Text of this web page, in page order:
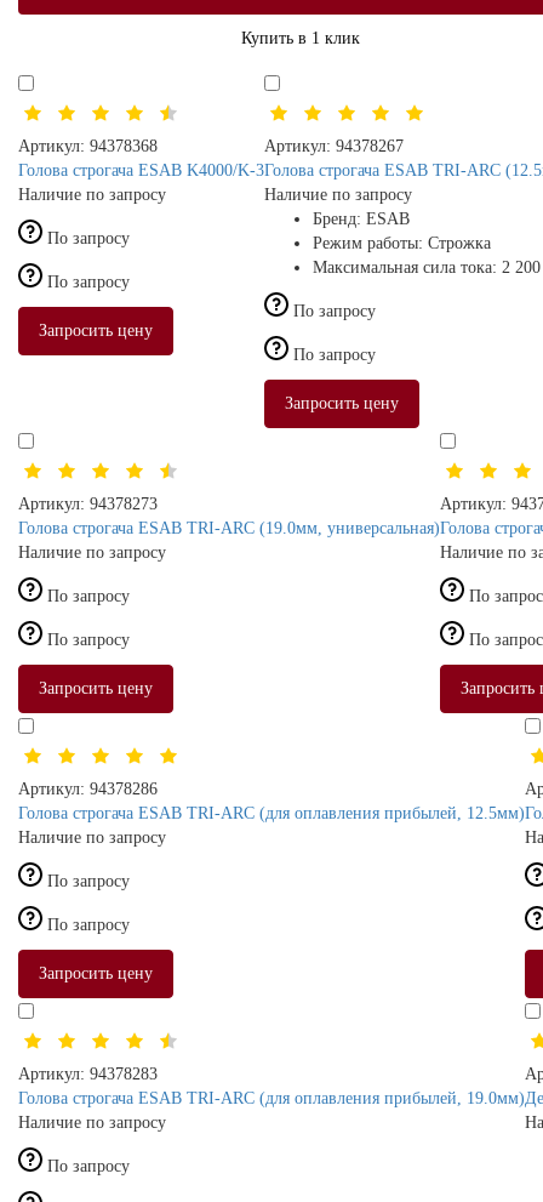
Купить в 1 клик
Артикул: 94378368
Голова строгача ESAB K4000/K-3
Наличие по запросу
По запросу
По запросу
Запросить цену
Артикул: 94378267
Голова строгача ESAB TRI-ARC
Наличие по запросу
Бренд: ESAB
Режим работы: Строжка
Максимальная сила тока: 2
По запросу
По запросу
Запросить цену
Артикул: 94378273
Голова строгача ESAB TRI-ARC (19.0мм, универсальная)
Наличие по запросу
По запросу
По запросу
Запросить цену
Артикул:
Голова
Наличие по
По
По
Запросить
Артикул: 94378286
Голова строгача ESAB TRI-ARC (для оплавления прибылей, 12.5мм)
Наличие по запросу
По запросу
По запросу
Запросить цену
Артикул: 94378283
Голова строгача ESAB TRI-ARC (для оплавления прибылей, 19.0мм)
Наличие по запросу
По запросу